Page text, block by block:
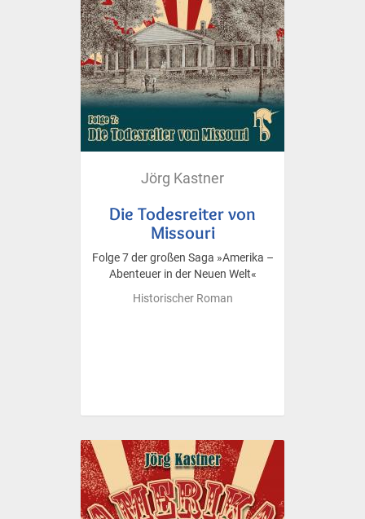
Jörg Kastner
Die Todesreiter von
Missouri
Folge 7 der großen Saga »Amerika –
Abenteuer in der Neuen Welt«
Historischer Roman